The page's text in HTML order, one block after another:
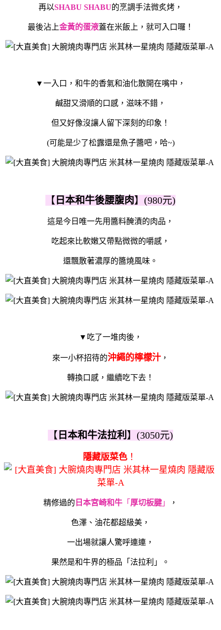
再以SHABU SHABU的烹調手法微炙烤，
最後沾上金黃的蛋液蓋在米飯上，就可入口囉！
▼一入口，和牛的香氣和油化散開在嘴中，
鹹甜又滑順的口感，滋味不錯，
但又好像沒讓人留下深刻的印象！
(可能是少了松露還是魚子醬吧，哈~)
【 日本和牛後腰腹肉 】(980元)
這是今日唯一先用醬料醃漬的肉品，
吃起來比軟嫩又帶點微微的嚼感，
還飄散著濃厚的醬燒風味。
▼吃了一堆肉後，
來一小杯招待的沖繩的檸檬汁 ，
轉換口感，繼續吃下去！
【 日本和牛法拉利 】(3050元)
隱藏版菜色！
精修過的 日本宮崎和牛 「 厚切板腱 」 ，
色澤、油花都超級美，
一出場就讓人驚呼連連，
果然是和牛界的極品「法拉利」。